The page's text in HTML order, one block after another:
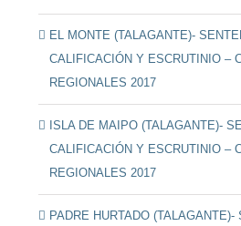
EL MONTE (TALAGANTE)-
CALIFICACIÓN Y ESCRUTINIO –
REGIONALES 2017
ISLA DE MAIPO (TALAGANTE)-
CALIFICACIÓN Y ESCRUTINIO –
REGIONALES 2017
PADRE HURTADO (TALAGANTE)-